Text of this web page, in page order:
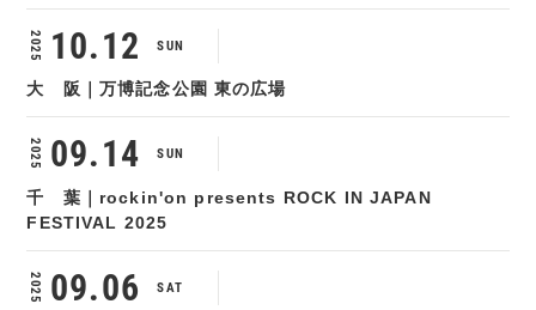
2025 10.12 SUN
大 阪｜万博記念公園 東の広場
2025 09.14 SUN
千 葉｜rockin'on presents ROCK IN JAPAN
FESTIVAL 2025
2025 09.06 SAT